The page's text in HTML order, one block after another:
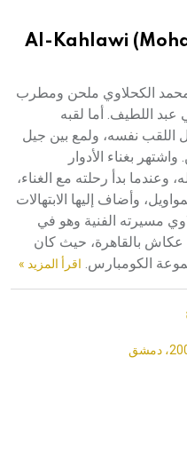
جديدة في عام 2026
Al-Kahlawi
(محمد ـ) (1913 ـ 1982) محمد الكحلاوي ملحن ومطرب
اللطيف. أما لقبه
اللقب نفسه، ولمع بين جيل
بغناء الأدوار
وعندما بدأ رحلته مع الغناء،
وأضاف إليها الابتهالات
مسيرته الفنية وهو في
بالقاهرة، حيث كان
الكومبارس. اقرأ المزيد »